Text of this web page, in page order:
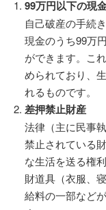
99万円以下の現
自己破産の手続
現金のうち99万
ができます。こ
められており、
れるものです。
差押禁止財産
法律（主に民事
禁止されている
な生活を送る権
財道具（衣服、
給料の一部など